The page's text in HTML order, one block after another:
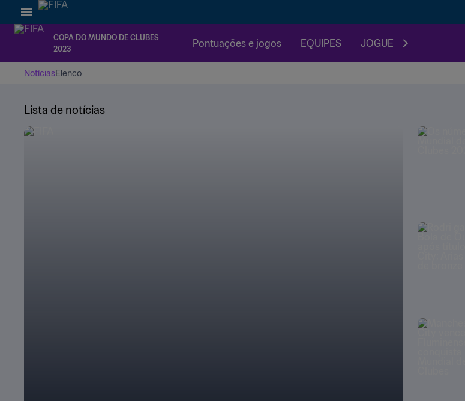
COPA DO MUNDO DE CLUBES
2023
Pontuações e jogos EQUIPES JOGUE
NotíciasElenco
Lista de notícias